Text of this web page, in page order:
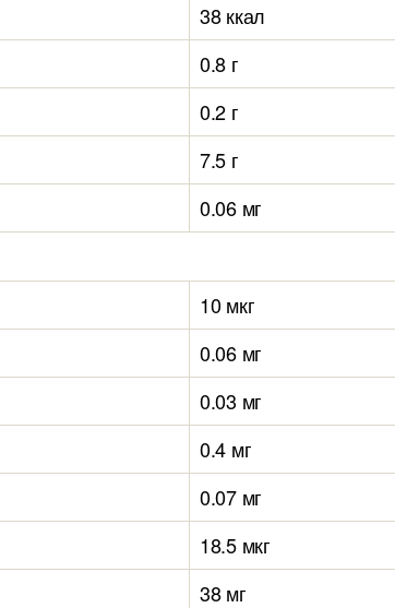
38 ккал
0.8 г
0.2 г
7.5 г
0.06 мг
10 мкг
0.06 мг
0.03 мг
0.4 мг
0.07 мг
18.5 мкг
38 мг